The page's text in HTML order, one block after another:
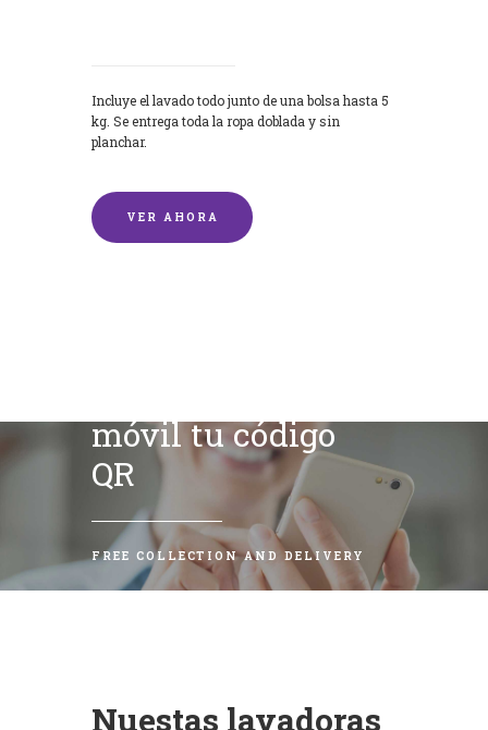
Incluye el lavado todo junto de una bolsa hasta 5
kg. Se entrega toda la ropa doblada y sin
planchar.
VER AHORA
móvil tu código
QR
FREE COLLECTION AND DELIVERY
Nuestas lavadoras